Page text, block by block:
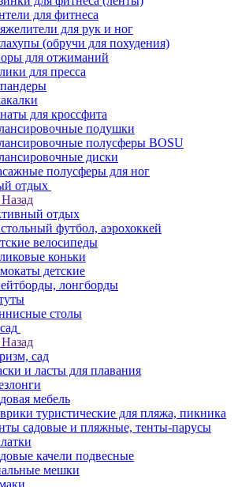
для фитнеса
для рук и ног
(обручи для похудения)
для отжиманий
для пресса
для кроссфита
подушки
полусферы BOSU
диски
полусферы для ног
отдых
Назад
отдых
футбол, аэрохоккей
велосипеды
коньки
детские
лонгборды
столы
Назад
сад
и ласты для плавания
мебель
туристические для пляжа, пикника
садовые и пляжные, тенты-парусы
качели подвесные
мешки